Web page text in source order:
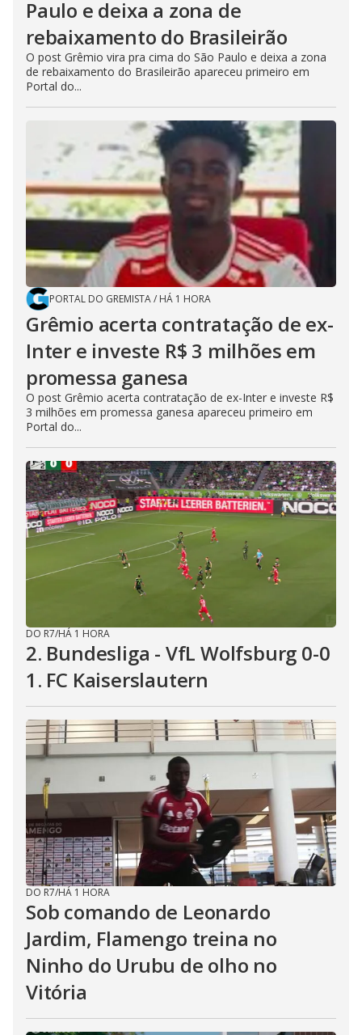
Paulo e deixa a zona de
rebaixamento do Brasileirão
O post Grêmio vira pra cima do São Paulo e deixa a zona
de rebaixamento do Brasileirão apareceu primeiro em
Portal do...
PORTAL DO GREMISTA/ HÁ 1 HORA
Grêmio acerta contratação de ex-
Inter e investe R$ 3 milhões em
promessa ganesa
O post Grêmio acerta contratação de ex-Inter e investe R$
3 milhões em promessa ganesa apareceu primeiro em
Portal do...
DO R7/HÁ 1 HORA
2. Bundesliga - VfL Wolfsburg 0-0
1. FC Kaiserslautern
DO R7/HÁ 1 HORA
Sob comando de Leonardo
Jardim, Flamengo treina no
Ninho do Urubu de olho no
Vitória